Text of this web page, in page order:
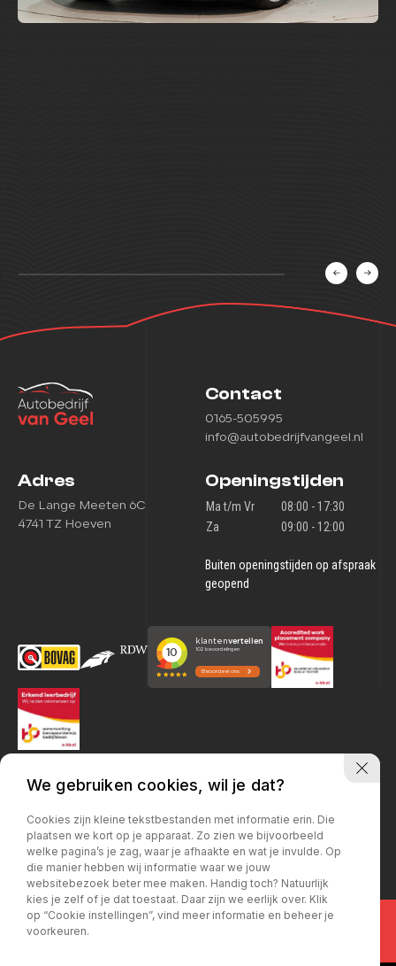
Contact
0165-505995
info@autobedrijfvangeel.nl
Adres
De Lange Meeten 6C
4741 TZ Hoeven
Openingstijden
Ma t/m Vr
08:00 - 17:30
Za
09:00 - 12:00
Buiten openingstijden op afspraak
geopend
We gebruiken cookies, wil je dat?
Cookies zijn kleine tekstbestanden met informatie erin. Die
plaatsen we kort op je apparaat. Zo zien we bijvoorbeeld
welke pagina’s je zag, waar je afhaakte en wat je invulde. Op
die manier hebben wij informatie waar we jouw
websitebezoek beter mee maken. Handig toch? Natuurlijk
kies je zelf of je dat toestaat. Daar zijn we eerlijk over. Klik
op “Cookie instellingen”, vind meer informatie en beheer je
voorkeuren.